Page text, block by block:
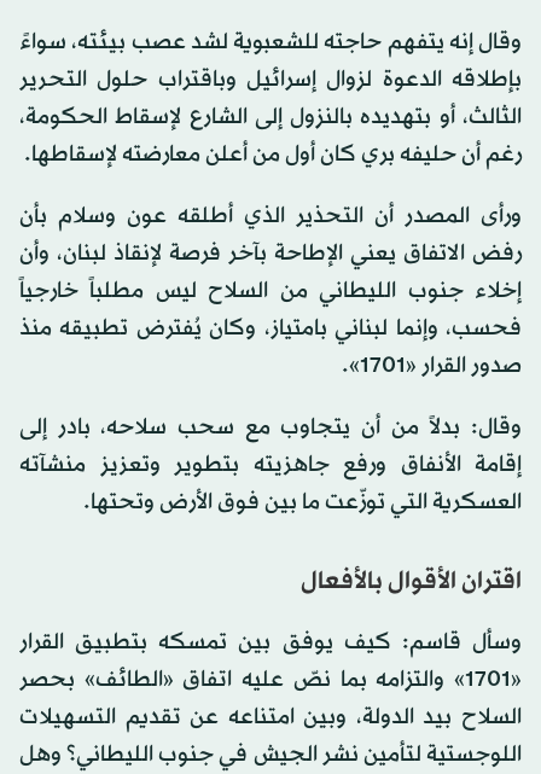
وقال إنه يتفهم حاجته للشعبوية لشد عصب بيئته، سواءً
بإطلاقه الدعوة لزوال إسرائيل وباقتراب حلول التحرير
الثالث، أو بتهديده بالنزول إلى الشارع لإسقاط الحكومة،
رغم أن حليفه بري كان أول من أعلن معارضته لإسقاطها.
ورأى المصدر أن التحذير الذي أطلقه عون وسلام بأن
رفض الاتفاق يعني الإطاحة بآخر فرصة لإنقاذ لبنان، وأن
إخلاء جنوب الليطاني من السلاح ليس مطلباً خارجياً
فحسب، وإنما لبناني بامتياز، وكان يُفترض تطبيقه منذ
صدور القرار «1701».
وقال: بدلاً من أن يتجاوب مع سحب سلاحه، بادر إلى
إقامة الأنفاق ورفع جاهزيته بتطوير وتعزيز منشآته
العسكرية التي توزّعت ما بين فوق الأرض وتحتها.
اقتران الأقوال بالأفعال
وسأل قاسم: كيف يوفق بين تمسكه بتطبيق القرار
«1701» والتزامه بما نصّ عليه اتفاق «الطائف» بحصر
السلاح بيد الدولة، وبين امتناعه عن تقديم التسهيلات
اللوجستية لتأمين نشر الجيش في جنوب الليطاني؟ وهل